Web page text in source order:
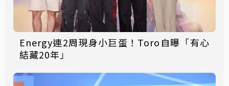
Energy連2周現身小巨蛋！Toro自曝「有心
結藏20年」